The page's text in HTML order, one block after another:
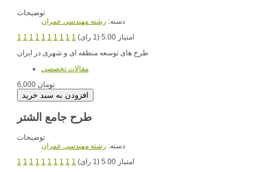
توضیحات
دسته: رشته مهندسي عمران
1 1 1 1 1 1 1 1 1 1
امتیاز 5.00 (1 رای)
مقالات تخصصي
6,000 تومان
طرح جامع الشتر
توضیحات
دسته: رشته مهندسي عمران
1 1 1 1 1 1 1 1 1 1
امتیاز 5.00 (1 رای)